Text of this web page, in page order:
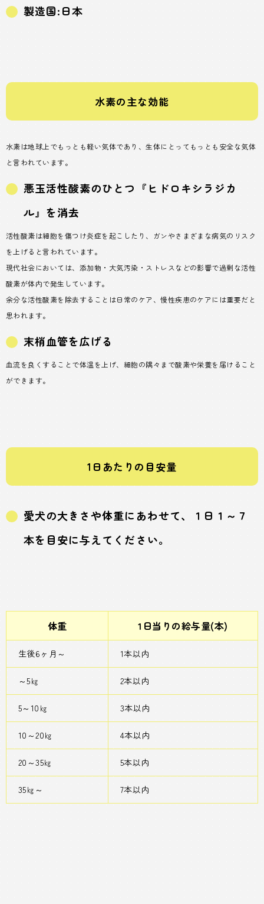
製造国:日本
水素の主な効能
水素は地球上でもっとも軽い気体であり、生体にとってもっとも安全な気体
と言われています。
悪玉活性酸素のひとつ『ヒドロキシラジカ
ル』を消去
活性酸素は細胞を傷つけ炎症を起こしたり、ガンやさまざまな病気のリスク
を上げると言われています。
現代社会においては、添加物・大気汚染・ストレスなどの影響で過剰な活性
酸素が体内で発生しています。
余分な活性酸素を除去することは日常のケア、慢性疾患のケアには重要だと
思われます。
末梢血管を広げる
血流を良くすることで体温を上げ、細胞の隅々まで酸素や栄養を届けること
ができます。
1日あたりの目安量
愛犬の大きさや体重にあわせて、１日１～７
本を目安に与えてください。
体重 1日当りの給与量(本)
生後6ヶ月～ 1本以内
～5㎏ 2本以内
5～10㎏ 3本以内
10～20㎏ 4本以内
20～35㎏ 5本以内
35㎏～ 7本以内